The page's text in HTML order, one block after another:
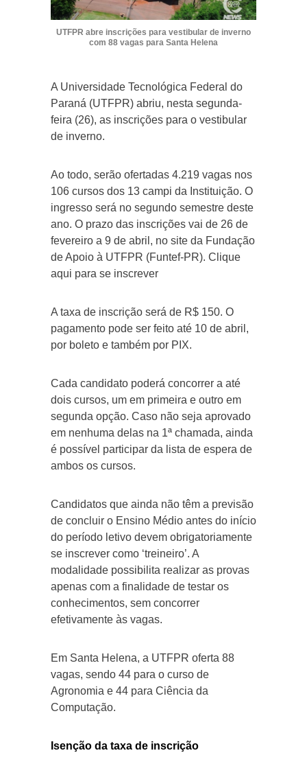
UTFPR abre inscrições para vestibular de inverno
com 88 vagas para Santa Helena
A Universidade Tecnológica Federal do
Paraná (UTFPR) abriu, nesta segunda-
feira (26), as inscrições para o vestibular
de inverno.
Ao todo, serão ofertadas 4.219 vagas nos
106 cursos dos 13 campi da Instituição. O
ingresso será no segundo semestre deste
ano. O prazo das inscrições vai de 26 de
fevereiro a 9 de abril, no site da Fundação
de Apoio à UTFPR (Funtef-PR). Clique
aqui para se inscrever
A taxa de inscrição será de R$ 150. O
pagamento pode ser feito até 10 de abril,
por boleto e também por PIX.
Cada candidato poderá concorrer a até
dois cursos, um em primeira e outro em
segunda opção. Caso não seja aprovado
em nenhuma delas na 1ª chamada, ainda
é possível participar da lista de espera de
ambos os cursos.
Candidatos que ainda não têm a previsão
de concluir o Ensino Médio antes do início
do período letivo devem obrigatoriamente
se inscrever como ‘treineiro’. A
modalidade possibilita realizar as provas
apenas com a finalidade de testar os
conhecimentos, sem concorrer
efetivamente às vagas.
Em Santa Helena, a UTFPR oferta 88
vagas, sendo 44 para o curso de
Agronomia e 44 para Ciência da
Computação.
Isenção da taxa de inscrição